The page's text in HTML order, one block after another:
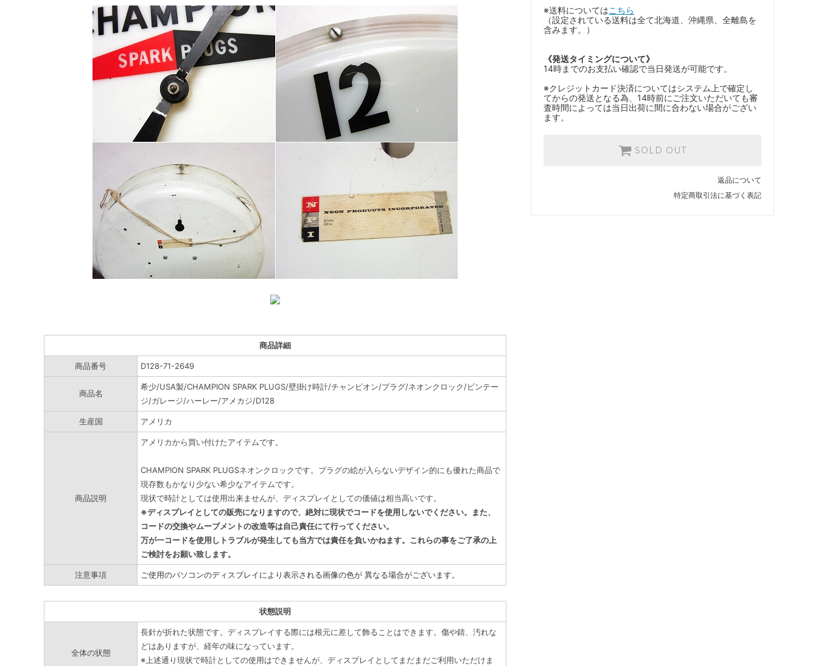
※送料についてはこちら
（設定されている送料は全て北海道、沖縄県、全離島を
含みます。）
《発送タイミングについて》
14時までのお支払い確認で当日発送が可能です。
※クレジットカード決済についてはシステム上で確定し
てからの発送となる為、14時前にご注文いただいても審
査時間によっては当日出荷に間に合わない場合がござい
ます。
SOLD OUT
返品について
特定商取引法に基づく表記
商品詳細
商品番号 D128-71-2649
商品名
希少/USA製/CHAMPION SPARK PLUGS/壁掛け時計/チャンピオン/プラグ/ネオンクロック/ビンテー
ジ/ガレージ/ハーレー/アメカジ/D128
生産国 アメリカ
商品説明
アメリカから買い付けたアイテムです。
CHAMPION SPARK PLUGSネオンクロックです。プラグの絵が入らないデザイン的にも優れた商品で
現存数もかなり少ない希少なアイテムです。
現状で時計としては使用出来ませんが、ディスプレイとしての価値は相当高いです。
※ディスプレイとしての販売になりますので、絶対に現状でコードを使用しないでください。また、
コードの交換やムーブメントの改造等は自己責任にて行ってください。
万が一コードを使用しトラブルが発生しても当方では責任を負いかねます。これらの事をご了承の上
ご検討をお願い致します。
注意事項 ご使用のパソコンのディスプレイにより表示される画像の色が 異なる場合がございます。
状態説明
全体の状態
長針が折れた状態です。ディスプレイする際には根元に差して飾ることはできます。傷や錆、汚れな
どはありますが、経年の味になっています。
※上述通り現状で時計としての使用はできませんが、ディスプレイとしてまだまだご利用いただけま